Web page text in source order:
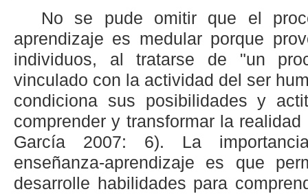
No se pude omitir que el
aprendizaje es medular porque
individuos, al tratarse de "un
vinculado con la actividad del ser
condiciona sus posibilidades y
comprender y transformar la
García 2007: 6). La
enseñanza-aprendizaje es que
desarrolle habilidades para